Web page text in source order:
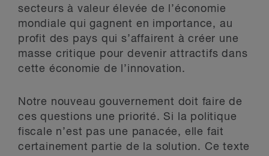
secteurs à valeur élevée de l’économie
mondiale qui gagnent en importance, au
profit des pays qui s’affairent à créer une
masse critique pour devenir attractifs dans
cette économie de l’innovation.
Notre nouveau gouvernement doit faire de
ces questions une priorité. Si la politique
fiscale n’est pas une panacée, elle fait
certainement partie de la solution. Ce texte